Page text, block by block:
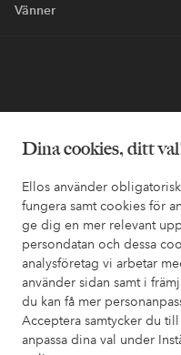
Dina cookies, ditt
Ellos använder
fungera samt cookies för
ge dig en mer relevant
persondatan och dessa
analysföretag vi arbetar
använder sidan samt i
du kan få mer
Acceptera samtycker du
anpassa dina val under
Vänner
Säkra betalningar
Vill du veta mer
elpy
Facebook